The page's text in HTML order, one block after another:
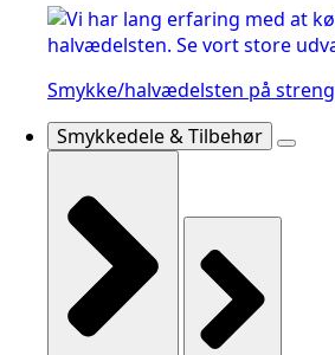
Smykke/halvædelsten på streng
Smykkedele & Tilbehør